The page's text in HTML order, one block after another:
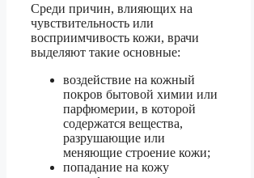
Среди причин, влияющих на
чувствительность или
восприимчивость кожи, врачи
выделяют такие основные:
воздействие на кожный
покров бытовой химии или
парфюмерии, в которой
содержатся вещества,
разрушающие или
меняющие строение кожи;
попадание на кожу